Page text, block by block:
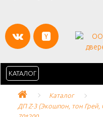
КАТАЛОГ
Каталог
ДП Z-3 (Экошпон, тон Грей,